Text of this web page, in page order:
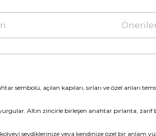
açılan kapıları, sırları ve özel anları
Altın zincirle birleşen anahtar pırlanta, zarif
sevdiklerinize veya kendinize özel bir anlam